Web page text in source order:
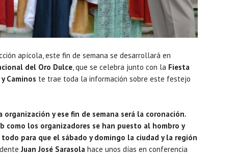
apícola, este fin de semana se desarrollará en
del Oro Dulce, que se celebra junto con la Fiesta
Caminos te trae toda la información sobre este festejo
y ese fin de semana será la coronación.
como los organizadores se han puesto al hombro y
para que el sábado y domingo la ciudad y la región
Juan José Sarasola hace unos días en conferencia